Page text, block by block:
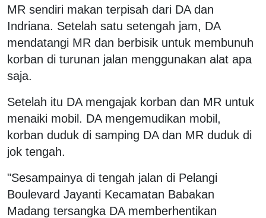
MR sendiri makan terpisah dari DA dan
Indriana. Setelah satu setengah jam, DA
mendatangi MR dan berbisik untuk membunuh
korban di turunan jalan menggunakan alat apa
saja.
Setelah itu DA mengajak korban dan MR untuk
menaiki mobil. DA mengemudikan mobil,
korban duduk di samping DA dan MR duduk di
jok tengah.
"Sesampainya di tengah jalan di Pelangi
Boulevard Jayanti Kecamatan Babakan
Madang tersangka DA memberhentikan